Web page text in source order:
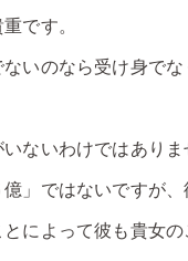
です。
いのなら受け身で
ないわけではありま
」ではないですが
によって彼も貴女